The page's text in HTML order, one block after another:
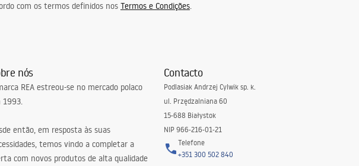
com os termos definidos nos Termos e Condições.
nós
REA estreou-se no mercado polaco
1993.
então, em resposta às suas
temos vindo a completar a
com novos produtos de alta qualidade
Contacto
Podlasiak Andrzej Cylwik sp. k.
ul. Przędzalniana 60
15-688 Białystok
NIP 966-216-01-21
Telefone
+351 300 502 840